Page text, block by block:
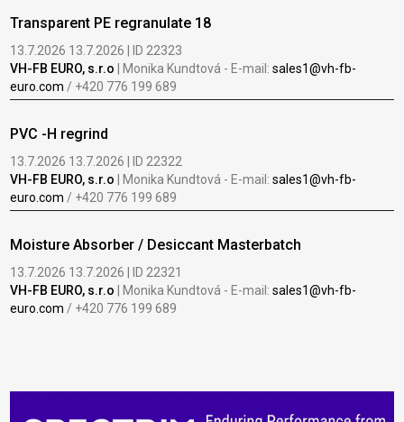
Transparent PE regranulate 18
13.7.2026 13.7.2026 | ID 22323
VH-FB EURO, s.r.o | Monika Kundtová - E-mail:sales1@vh-fb-
euro.com / +420 776 199 689
PVC -H regrind
13.7.2026 13.7.2026 | ID 22322
VH-FB EURO, s.r.o | Monika Kundtová - E-mail:sales1@vh-fb-
euro.com / +420 776 199 689
Moisture Absorber / Desiccant Masterbatch
13.7.2026 13.7.2026 | ID 22321
VH-FB EURO, s.r.o | Monika Kundtová - E-mail:sales1@vh-fb-
euro.com / +420 776 199 689